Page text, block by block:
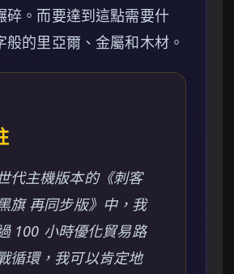
碎。而要達到這點需要什
般的里亞爾、金屬和木材。
代主機版本的《刺客
旗 再同步版》中，我
100 小時優化貿易路
循環，我可以肯定地